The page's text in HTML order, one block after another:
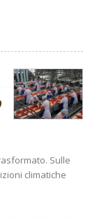
Sulle
climatiche